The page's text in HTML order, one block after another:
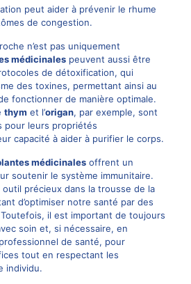
peut aider à prévenir le rhume
de congestion.
n’est pas uniquement
médicinalespeuvent aussi être
de détoxification, qui
des toxines, permettant ainsi au
fonctionner de manière optimale.
thym et l’origan, par exemple, sont
pour leurs propriétés
capacité à aider à purifier le corps.
médicinalesoffrent un
soutenir le système immunitaire.
précieux dans la trousse de la
d’optimiser notre santé par des
il est important de toujours
soin et, si nécessaire, en
de santé, pour
tout en respectant les
individu.